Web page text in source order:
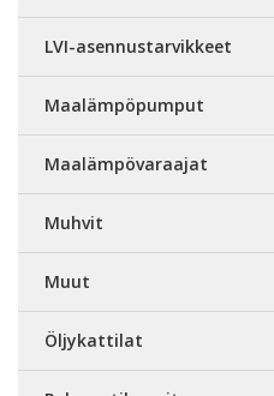
LVI-asennustarvikkeet
Maalämpöpumput
Maalämpövaraajat
Muhvit
Muut
Öljykattilat